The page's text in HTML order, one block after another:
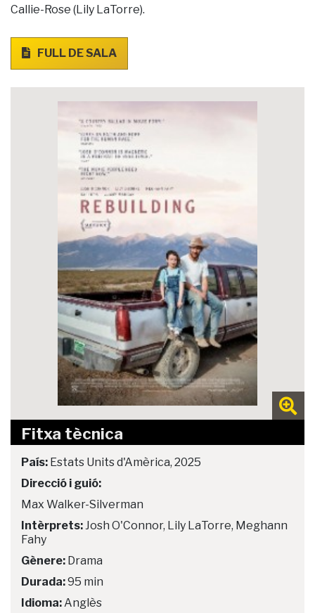
Callie-Rose (Lily LaTorre).
FULL DE SALA
Fitxa tècnica
País: Estats Units d'Amèrica, 2025
Direcció i guió:
Max Walker-Silverman
Intèrprets: Josh O'Connor, Lily LaTorre, Meghann
Fahy
Gènere: Drama
Durada:95 min
Idioma: Anglès